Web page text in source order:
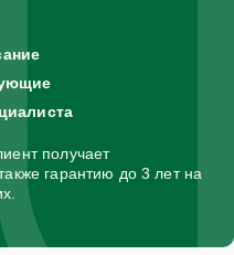
получает
гарантию до 3 лет на